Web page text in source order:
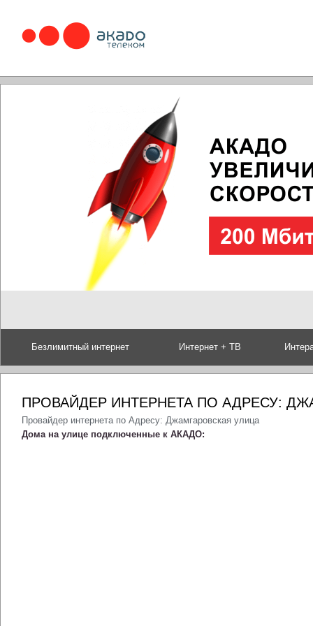
Безлимитный интернет Интернет + ТВ
ПРОВАЙДЕР ИНТЕРНЕТА ПО АДРЕСУ:
Провайдер интернета по Адресу: Джамгаровская улица
Дома на улице подключенные к АКАДО: